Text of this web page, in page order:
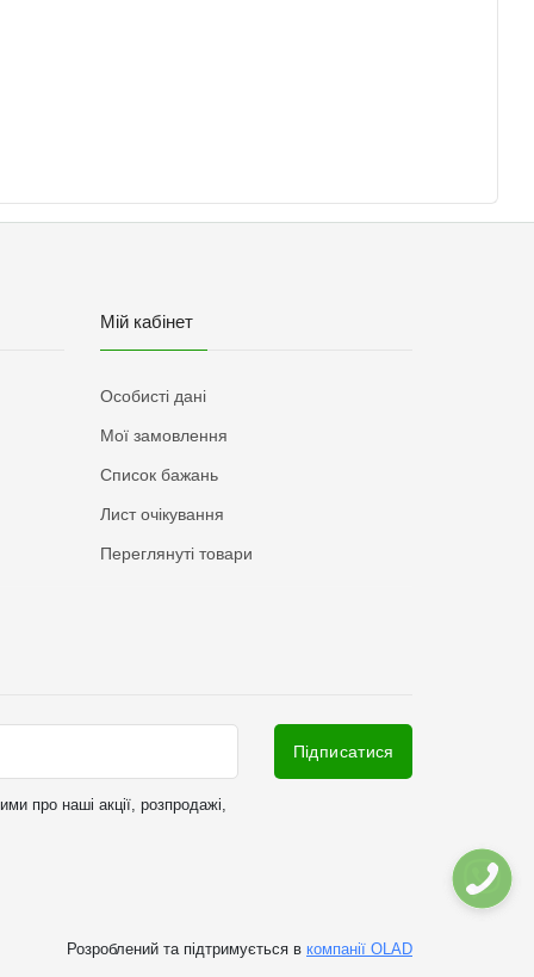
Мій кабінет
Особисті дані
Мої замовлення
Список бажань
Лист очікування
Переглянуті товари
про наші акції, розпродажі,
Підписатися
Розроблений та підтримується в компанії OLAD